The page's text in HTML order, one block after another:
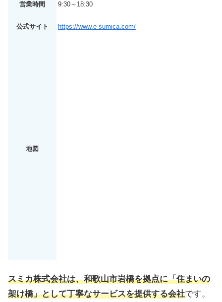
営業時間 9:30～18:30
公式サイト https://www.e-sumica.com/
地図
スミカ株式会社は、和歌山市岩橋を拠点に「住まいの
架け橋」として丁寧なサービスを提供する会社です。